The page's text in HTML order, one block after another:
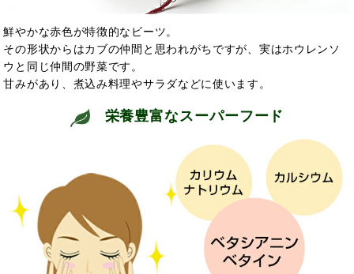
鮮やかな赤色が特徴的なビーツ。
その形状からはカブの仲間と思われがちですが、実はホウレンソ
ウと同じ仲間の野菜です。
甘みがあり、煮込み料理やサラダなどに使います。
栄養豊富なスーパーフード